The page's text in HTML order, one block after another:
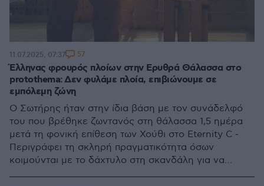
Έλληνας φρουρός πλοίων στην Ερυθρά Θάλασσα στο
protothema: Δεν φυλάμε πλοία, επιβιώνουμε σε
εμπόλεμη ζώνη
Ο Σωτήρης ήταν στην ίδια βάση με τον συνάδελφό
του που βρέθηκε ζωντανός στη θάλασσα 1,5 ημέρα
μετά τη φονική επίθεση των Χούθι στο Eternity C -
Περιγράφει τη σκληρή πραγματικότητα όσων
κοιμούνται με το δάχτυλο στη σκανδάλη για να
11.07.2025, 07:37 57